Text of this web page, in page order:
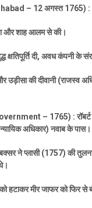
– 12अगस्त1765) :
और शाह आलम से की।
दी, अवध कंपनी के
उड़ीसा की दीवानी (राजस्व
– 1765) :
अधिकार) नवाब के पास।
ने प्लासी (1757)की
हटाकर मीर जाफर को फिर से